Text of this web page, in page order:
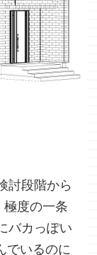
討段階から
度の一条
バカっぽい
でいるのに